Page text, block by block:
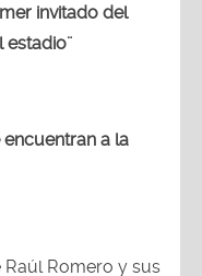
invitado del
estadio¨
a la
Romero y sus